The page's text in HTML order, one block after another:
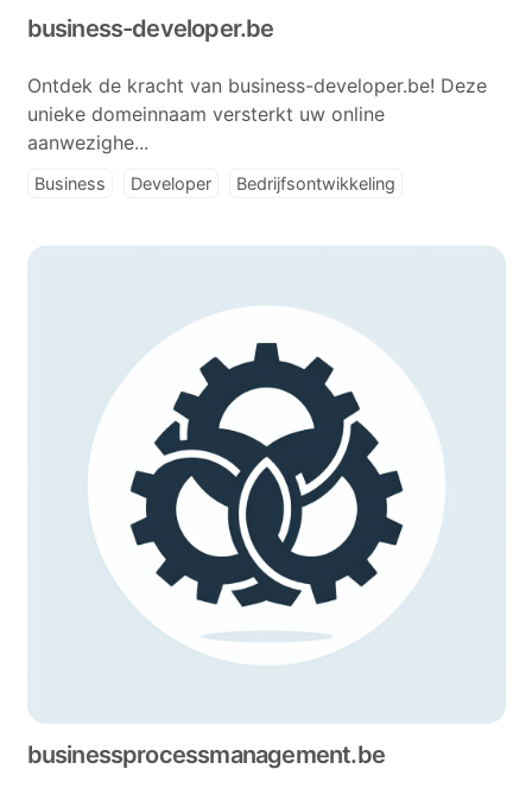
business-developer.be
Ontdek de kracht van business-developer.be! Deze
unieke domeinnaam versterkt uw online
aanwezighe...
Business Developer Bedrijfsontwikkeling
businessprocessmanagement.be